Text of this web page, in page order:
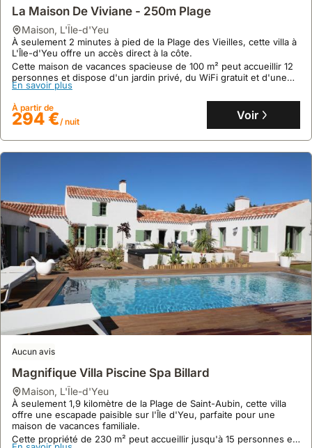
La Maison De Viviane - 250m Plage
maison, L'Île-d'Yeu
À seulement 2 minutes à pied de la Plage des Vieilles, cette villa à
L'Île-d'Yeu offre un accès direct à la côte.
Cette maison de vacances spacieuse de 100 m² peut accueillir 12
personnes et dispose d'un jardin privé, du WiFi gratuit et d'une
cuisine équipée.
En savoir plus
À partir de
294 €/ nuit Voir
Aucun avis
Magnifique Villa Piscine Spa Billard
maison, L'Île-d'Yeu
À seulement 1,9 kilomètre de la Plage de Saint-Aubin, cette villa
offre une escapade paisible sur l'Île d'Yeu, parfaite pour une
maison de vacances familiale.
Cette propriété de 230 m² peut accueillir jusqu'à 15 personnes et